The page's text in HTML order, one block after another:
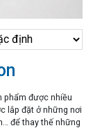
phẩm được nhiều
lắp đặt ở những nơi
để thay thế những